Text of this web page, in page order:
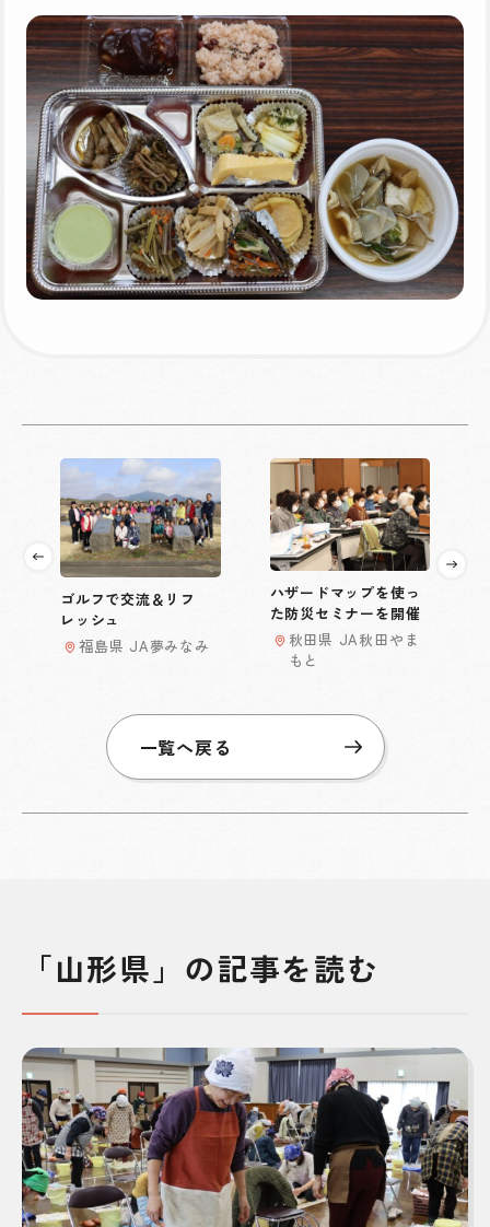
ゴルフで交流＆リフ
レッシュ
福島県 JA夢みなみ
ハザードマップを使っ
た防災セミナーを開催
秋田県 JA秋田やま
もと
一覧へ戻る
「山形県」の記事を読む